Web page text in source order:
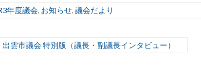
年度議会, お知らせ, 議会だより
雲市議会 特別版（議長・副議長インタビュー）